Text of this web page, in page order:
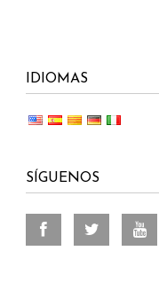
IDIOMAS
SÍGUENOS